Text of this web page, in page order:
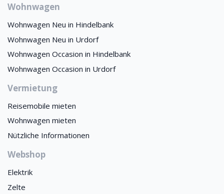
Wohnwagen
Wohnwagen Neu in Hindelbank
Wohnwagen Neu in Urdorf
Wohnwagen Occasion in Hindelbank
Wohnwagen Occasion in Urdorf
Vermietung
Reisemobile mieten
Wohnwagen mieten
Nützliche Informationen
Webshop
Elektrik
Zelte